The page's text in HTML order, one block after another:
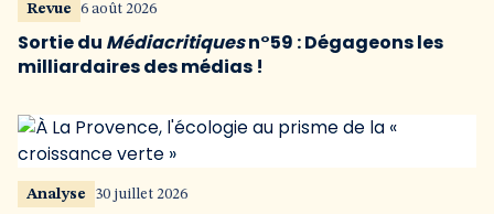
Revue 6 août 2026
Sortie du Médiacritiquesn°59 : Dégageons les
milliardaires des médias !
Analyse 30 juillet 2026